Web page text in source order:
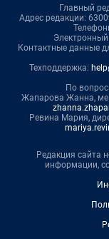
Главный
Адрес редакции:
Контактные данные
Техподдержка:
По
Жапарова Жанна,
Ревина Мария,
Редакция сайта
информации,